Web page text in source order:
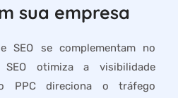
sua empresa
SEO se complementam no
otimiza a visibilidade
PPC direciona o tráfego